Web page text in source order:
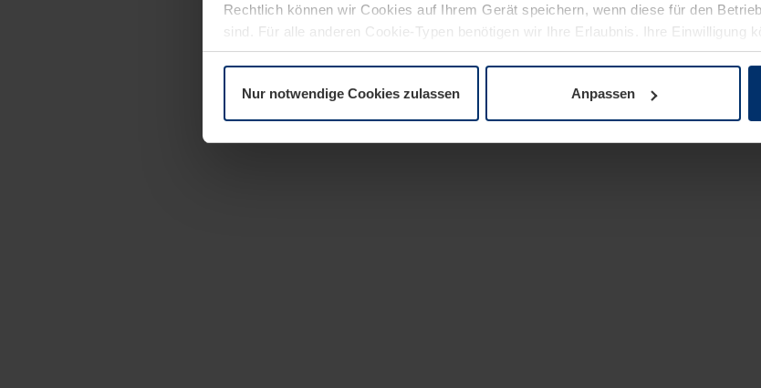
Rechtlich können wir Cookies auf Ihrem Gerät speichern, wenn diese für den
sind. Für alle anderen Cookie-Typen benötigen wir Ihre Erlaubnis. Ihre Einwilligung
Erläuterung auf der SeiteDatenschutzerklärungunserer Website ändern oder
Nur notwendige Cookies zulassen Anpassen